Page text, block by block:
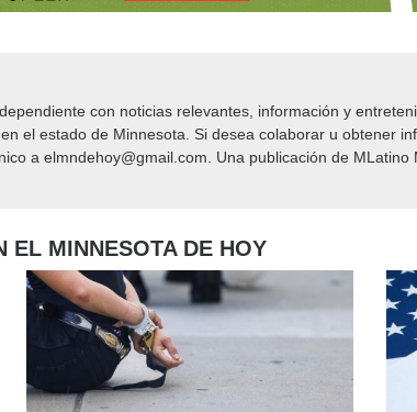
con noticias relevantes, información y
el estado de Minnesota. Si desea colaborar u obtener
a elmndehoy@gmail.com. Una publicación de MLatino
EL MINNESOTA DE HOY